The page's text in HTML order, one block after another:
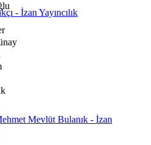
- İzan Yayıncılık